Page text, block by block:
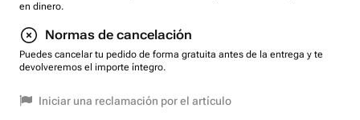
en dinero.
Normas de cancelación
Puedes cancelar tu pedido de forma gratuita antes de la entrega y te
devolveremos el importe íntegro.
Iniciar una reclamación por el artículo